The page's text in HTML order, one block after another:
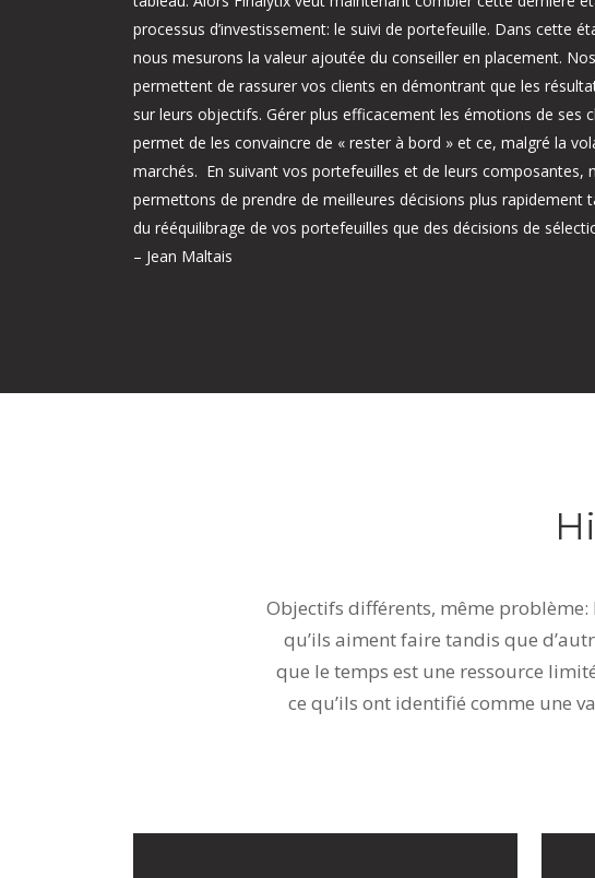
processus d’investissement: le suivi de portefeuille. Dans cette
nous mesurons la valeur ajoutée du conseiller en placement.
permettent de rassurer vos clients en démontrant que les
sur leurs objectifs. Gérer plus efficacement les émotions de ses
permet de les convaincre de « rester à bord » et ce, malgré la
marchés. En suivant vos portefeuilles et de leurs composantes,
permettons de prendre de meilleures décisions plus rapidement
du rééquilibrage de vos portefeuilles que des décisions de
– Jean Maltais
Objectifs différents, même
qu’ils aiment faire tandis que
que le temps est une ressource
ce qu’ils ont identifié comme une